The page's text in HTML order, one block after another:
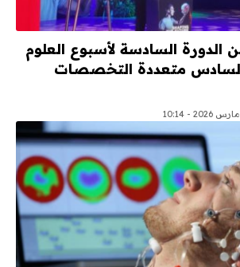
الدورة السادسة لأسبوع العلوم
متعددة التخصصات